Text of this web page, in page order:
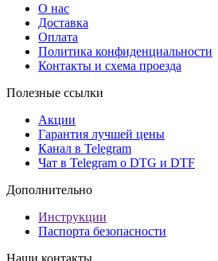
О нас
Доставка
Оплата
Политика конфиденциальности
Контакты и схема проезда
Полезные ссылки
Акции
Гарантия лучшей цены
Канал в Telegram
Чат в Telegram о DTG и DTF
Дополнительно
Инструкции
Паспорта безопасности
Наши контакты